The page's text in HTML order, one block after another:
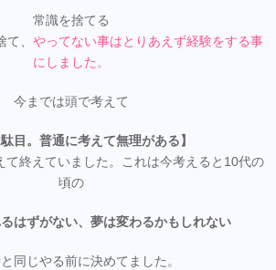
常識を捨てる
、 やってない事はとりあえず経験をする事
にしました。
今までは頭で考えて
駄目。普通に考えて無理がある】
て終えていました。これは今考えると10代の
頃の
はずがない、夢は変わるかもしれない
同じやる前に決めてました。